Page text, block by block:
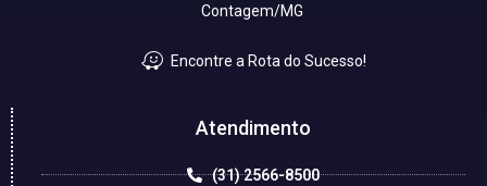
Contagem/MG
Encontre a Rota do Sucesso!
Atendimento
(31) 2566-8500